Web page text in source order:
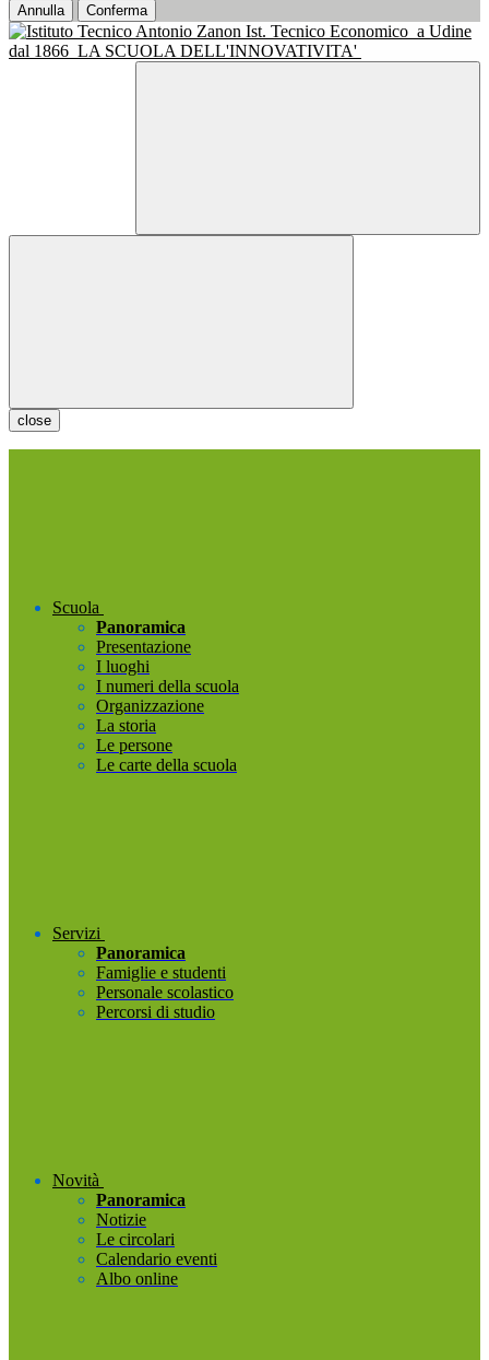
Annulla Conferma
Ist. Tecnico Economico a Udine
dal 1866 LA SCUOLA DELL'INNOVATIVITA'
close
Scuola
Panoramica
Presentazione
I luoghi
I numeri della scuola
Organizzazione
La storia
Le persone
Le carte della scuola
Servizi
Panoramica
Famiglie e studenti
Personale scolastico
Percorsi di studio
Novità
Panoramica
Notizie
Le circolari
Calendario eventi
Albo online